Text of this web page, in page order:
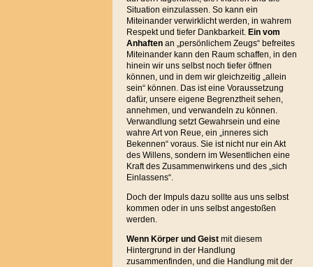
Situation einzulassen. So kann ein
Miteinander verwirklicht werden, in wahrem
Respekt und tiefer Dankbarkeit. Ein vom
Anhaftenan „persönlichem Zeugs“ befreites
Miteinander kann den Raum schaffen, in den
hinein wir uns selbst noch tiefer öffnen
können, und in dem wir gleichzeitig „allein
sein“ können. Das ist eine Voraussetzung
dafür, unsere eigene Begrenztheit sehen,
annehmen, und verwandeln zu können.
Verwandlung setzt Gewahrsein und eine
wahre Art von Reue, ein „inneres sich
Bekennen“ voraus. Sie ist nicht nur ein Akt
des Willens, sondern im Wesentlichen eine
Kraft des Zusammenwirkens und des „sich
Einlassens“.
Doch der Impuls dazu sollte aus uns selbst
kommen oder in uns selbst angestoßen
werden.
Wenn Körper und Geistmit diesem
Hintergrund in der Handlung
zusammenfinden, und die Handlung mit der